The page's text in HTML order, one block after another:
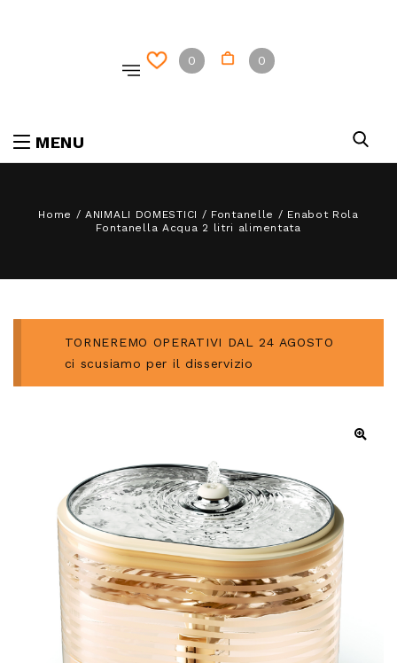
0 0
MENU
Home /ANIMALI DOMESTICI / Fontanelle / Enabot Rola
Fontanella Acqua 2 litri alimentata
TORNEREMO OPERATIVI DAL 24 AGOSTO
ci scusiamo per il disservizio